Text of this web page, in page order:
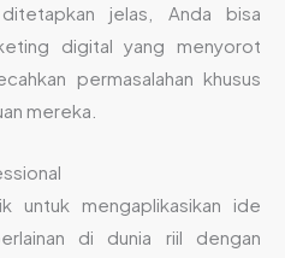
jelas, Anda bisa
digital yang menyorot
permasalahan khusus
mereka.
untuk mengaplikasikan ide
di dunia riil dengan